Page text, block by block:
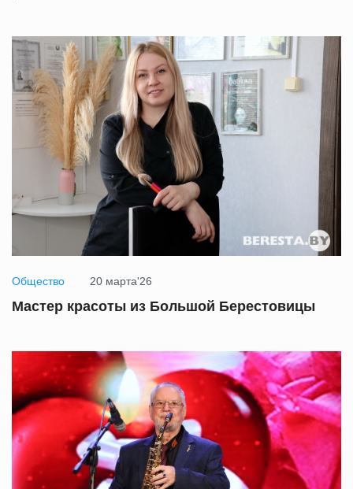
Общество 20 марта'26
Мастер красоты из Большой Берестовицы